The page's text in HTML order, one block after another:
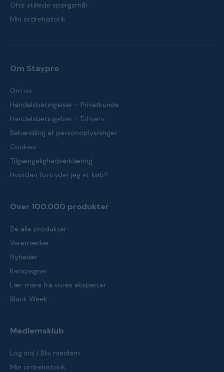
Ofte stillede spørgsmål
Min ordrehistorik
Om Staypro
Om os
Handelsbetingelser - Privatkunde
Handelsbetingelser - Erhverv
Behandling af personoplysninger
Cookies
Tilgængelighedserklæring
Hvordan fortryder jeg et køb?
Over 100.000 produkter
Se alle produkter
Varemærker
Nyheder
Kampagner
Lær mere fra vores eksperter
Black Week
Medlemsklub
Log ind / Bliv medlem
Min ordrehistorik